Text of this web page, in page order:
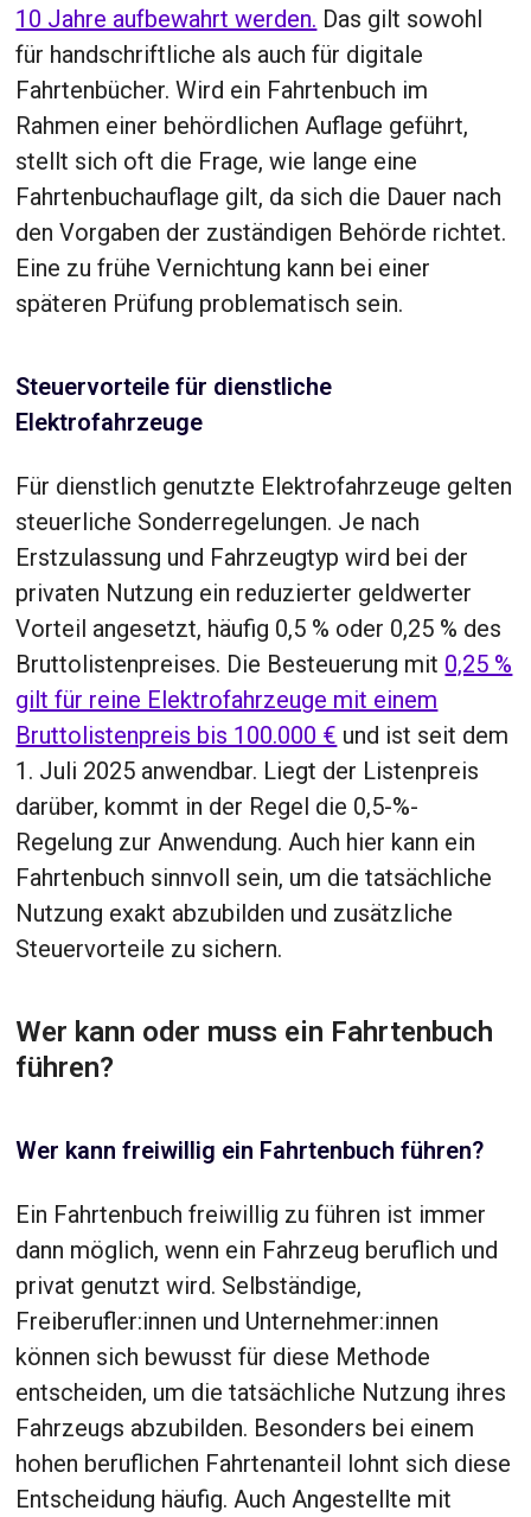
10 Jahre aufbewahrt werden. Das gilt sowohl
für handschriftliche als auch für digitale
Fahrtenbücher. Wird ein Fahrtenbuch im
Rahmen einer behördlichen Auflage geführt,
stellt sich oft die Frage, wie lange eine
Fahrtenbuchauflage gilt, da sich die Dauer nach
den Vorgaben der zuständigen Behörde richtet.
Eine zu frühe Vernichtung kann bei einer
späteren Prüfung problematisch sein.
Steuervorteile für dienstliche
Elektrofahrzeuge
Für dienstlich genutzte Elektrofahrzeuge gelten
steuerliche Sonderregelungen. Je nach
Erstzulassung und Fahrzeugtyp wird bei der
privaten Nutzung ein reduzierter geldwerter
Vorteil angesetzt, häufig 0,5 % oder 0,25 % des
Bruttolistenpreises. Die Besteuerung mit 0,25 %
gilt für reine Elektrofahrzeuge mit einem
Bruttolistenpreis bis 100.000 € und ist seit dem
1. Juli 2025 anwendbar. Liegt der Listenpreis
darüber, kommt in der Regel die 0,5-%-
Regelung zur Anwendung. Auch hier kann ein
Fahrtenbuch sinnvoll sein, um die tatsächliche
Nutzung exakt abzubilden und zusätzliche
Steuervorteile zu sichern.
Wer kann oder muss ein Fahrtenbuch
führen?
Wer kann freiwillig ein Fahrtenbuch führen?
Ein Fahrtenbuch freiwillig zu führen ist immer
dann möglich, wenn ein Fahrzeug beruflich und
privat genutzt wird. Selbständige,
Freiberufler:innen und Unternehmer:innen
können sich bewusst für diese Methode
entscheiden, um die tatsächliche Nutzung ihres
Fahrzeugs abzubilden. Besonders bei einem
hohen beruflichen Fahrtenanteil lohnt sich diese
Entscheidung häufig. Auch Angestellte mit